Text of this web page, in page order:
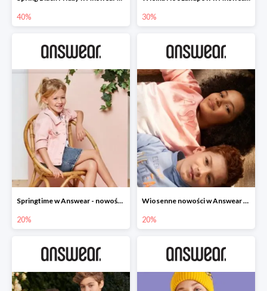
40% 30%
Springtime w Answear - nowości do -20%
20%
Wiosenne nowości w Answear do -20%
20%